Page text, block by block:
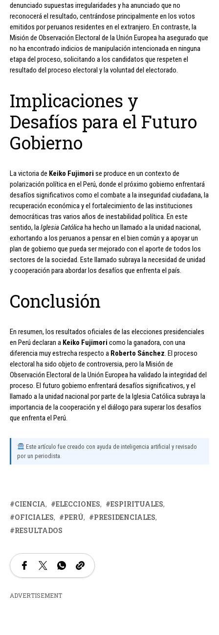
denunciado supuestas irregularidades y ha anunciado que no
reconocerá el resultado, centrándose principalmente en los votos
emitidos por peruanos residentes en el extranjero. En contraste, la
Misión de Observación Electoral de la Unión Europea ha asegurado que
no ha encontrado indicios de manipulación intencionada en ninguna
etapa del proceso, solicitando a los candidatos que respeten el
resultado del proceso electoral y la voluntad del electorado.
Implicaciones y
Desafíos para el Futuro
Gobierno
La victoria de Keiko Fujimori se produce en un contexto de
polarización política en el Perú, donde el próximo gobierno enfrentará
desafíos significativos como el combate a la inseguridad ciudadana, la
recuperación económica y el fortalecimiento de las instituciones
democráticas tras varios años de inestabilidad política. En este
sentido, laIglesia Católicaha hecho un llamado a la unidad nacional,
exhortando a los peruanos a pensar en el bien común y a apoyar un
plan de gobierno que pueda ser mejorado con el aporte de todos los
sectores de la sociedad. Este llamado subraya la necesidad de unidad
y cooperación para abordar los desafíos que enfrenta el país.
Conclusión
En resumen, los resultados oficiales de las elecciones presidenciales
en Perú declaran a Keiko Fujimori como la ganadora, con una
diferencia muy estrecha respecto a Roberto Sánchez. El proceso
electoral ha sido objeto de controversia, pero la Misión de
Observación Electoral de la Unión Europea ha validado la integridad del
proceso. El futuro gobierno enfrentará desafíos significativos, y el
llamado a la unidad nacional por parte de la Iglesia Católica subraya la
importancia de la cooperación y el diálogo para superar los desafíos
que enfrenta el Perú.
Este artículo fue creado con ayuda de inteligencia artificial y revisado
por un periodista.
CIENCIA ELECCIONES
ESPIRITUALES
OFICIALES
PERÚ
PRESIDENCIALES
RESULTADOS
ADVERTISEMENT